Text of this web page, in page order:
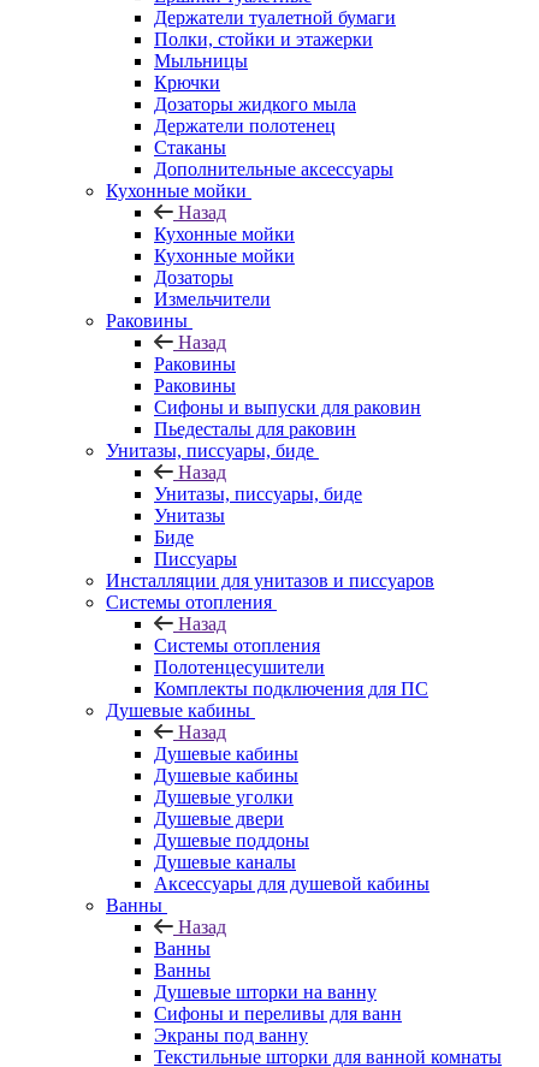
Держатели туалетной бумаги
Полки, стойки и этажерки
Мыльницы
Крючки
Дозаторы жидкого мыла
Держатели полотенец
Стаканы
Дополнительные аксессуары
Кухонные мойки
Назад
Кухонные мойки
Кухонные мойки
Дозаторы
Измельчители
Раковины
Назад
Раковины
Раковины
Сифоны и выпуски для раковин
Пьедесталы для раковин
Унитазы, писсуары, биде
Назад
Унитазы, писсуары, биде
Унитазы
Биде
Писсуары
Инсталляции для унитазов и писсуаров
Системы отопления
Назад
Системы отопления
Полотенцесушители
Комплекты подключения для ПС
Душевые кабины
Назад
Душевые кабины
Душевые кабины
Душевые уголки
Душевые двери
Душевые поддоны
Душевые каналы
Аксессуары для душевой кабины
Ванны
Назад
Ванны
Ванны
Душевые шторки на ванну
Сифоны и переливы для ванн
Экраны под ванну
Текстильные шторки для ванной комнаты